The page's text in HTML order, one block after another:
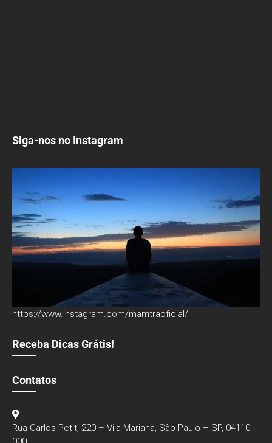
Siga-nos no Instagram
https://www.instagram.com/mamtraoficial/
Receba Dicas Grátis!
Contatos
:
Rua Carlos Petit, 220 – Vila Mariana, São Paulo – SP, 04110-